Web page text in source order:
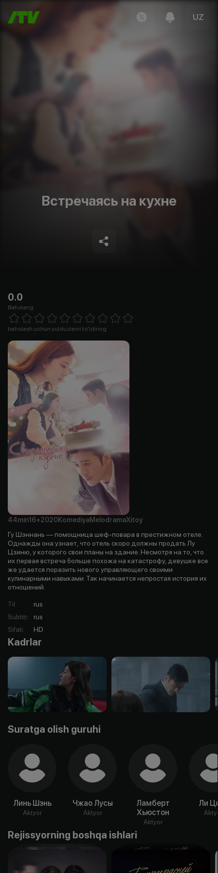
UZ
Встречаясь на кухне
0.0
Baholang
1 Star 2 Stars 3 Stars 4 Stars5 Stars 6 Stars7 Stars8 Stars
baholash uchun yulduzlarni to'ldiring
44min16+2020KomediyaMelodramaXitoy
Гу Шэннань — помощница шеф-повара в престижном отеле.
Однажды она узнает, что отель скоро должны продать Лу
Цзиню, у которого свои планы на здание. Несмотря на то, что
их первая встреча больше похожа на катастрофу, девушке все
же удается поразить нового управляющего своими
кулинарными навыками. Так начинается непростая история их
отношений.
Til:
rus
Subtitr:
rus
Sifati: HD
Kadrlar
Suratga olish guruhi
Линь Шэнь
Aktyor
Чжао Лусы
Aktyor
Ламберт
Хьюстон
Aktyor
Ли
Rejissyorning boshqa ishlari